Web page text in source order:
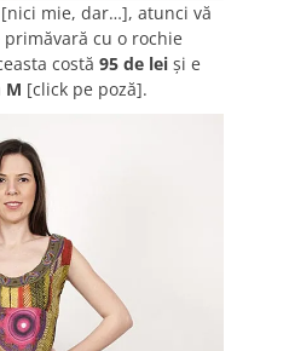
mie, dar…], atunci vă
cu o rochie
costă 95 de lei şi e
M [click pe poză].